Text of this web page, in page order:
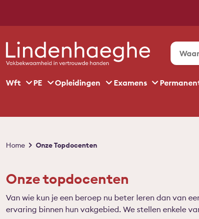
Wft PE Opleidingen Examens
Kruimelpad
Home Onze Topdocenten
Onze topdocenten
Van wie kun je een beroep nu beter leren dan van
ervaring binnen hun vakgebied. We stellen enkele